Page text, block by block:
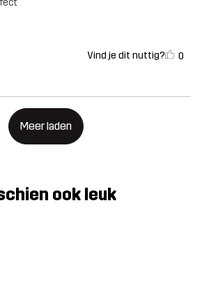
Vind je dit nuttig? 0
Meer laden
ook leuk